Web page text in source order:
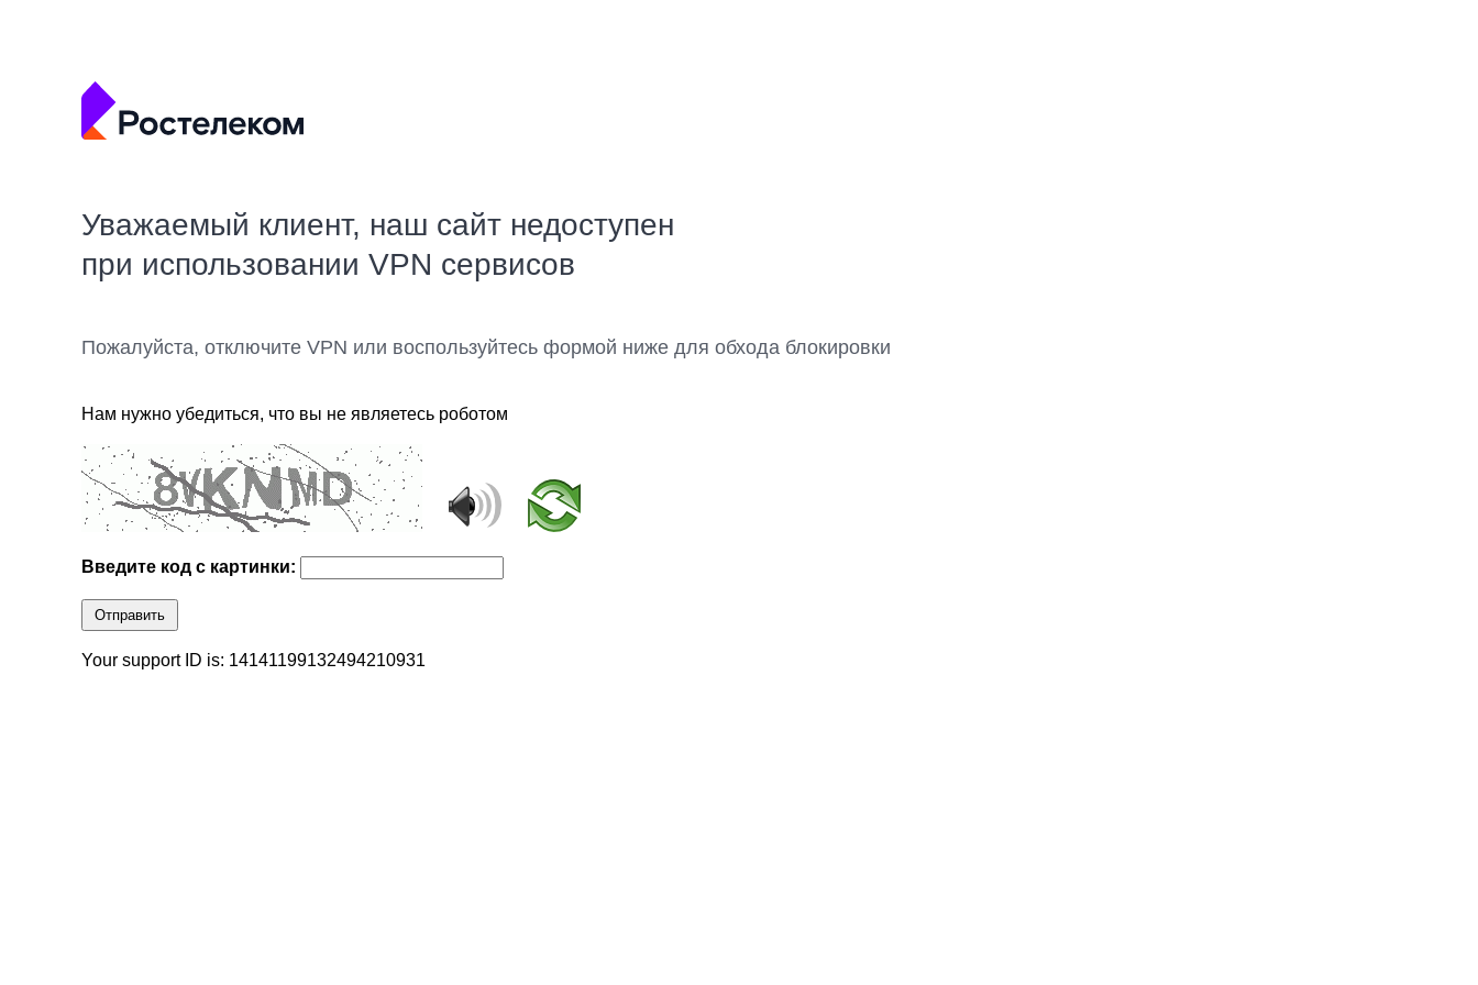
Уважаемый клиент, наш сайт недоступен
при использовании VPN сервисов
Пожалуйста, отключите VPN или воспользуйтесь формой ниже для обхода блокировки
Нам нужно убедиться, что вы не являетесь роботом
Введите код с картинки:
Отправить
Your support ID is: 14141199132494210931